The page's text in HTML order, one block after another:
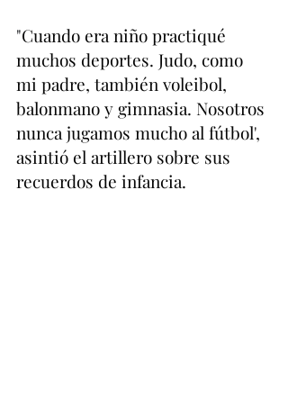
"Cuando era niño practiqué
muchos deportes. Judo, como
mi padre, también voleibol,
balonmano y gimnasia. Nosotros
nunca jugamos mucho al fútbol',
asintió el artillero sobre sus
recuerdos de infancia.